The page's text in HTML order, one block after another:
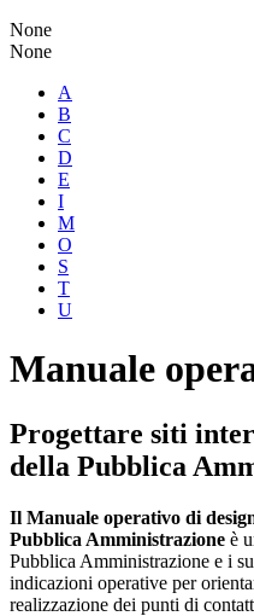
None
None
A
B
C
D
E
I
M
O
S
T
U
Manuale
Progettare siti
della Pubblica
Il Manuale operativo di
Pubblica Amministrazione è
Pubblica Amministrazione e i
indicazioni operative per
realizzazione dei punti di